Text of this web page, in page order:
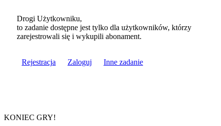
Drogi Użytkowniku,
to zadanie dostępne jest tylko dla użytkowników, którzy
zarejestrowali się i wykupili abonament.
Rejestracja Zaloguj Inne zadanie
KONIEC GRY!